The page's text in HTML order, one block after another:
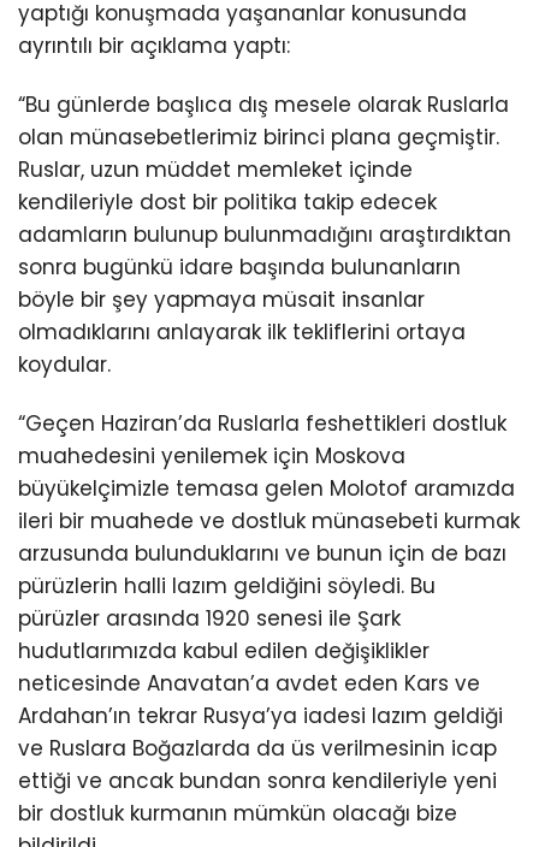
yaptığı konuşmada yaşananlar konusunda
ayrıntılı bir açıklama yaptı:
“Bu günlerde başlıca dış mesele olarak Ruslarla
olan münasebetlerimiz birinci plana geçmiştir.
Ruslar, uzun müddet memleket içinde
kendileriyle dost bir politika takip edecek
adamların bulunup bulunmadığını araştırdıktan
sonra bugünkü idare başında bulunanların
böyle bir şey yapmaya müsait insanlar
olmadıklarını anlayarak ilk tekliflerini ortaya
koydular.
“Geçen Haziran’da Ruslarla feshettikleri dostluk
muahedesini yenilemek için Moskova
büyükelçimizle temasa gelen Molotof aramızda
ileri bir muahede ve dostluk münasebeti kurmak
arzusunda bulunduklarını ve bunun için de bazı
pürüzlerin halli lazım geldiğini söyledi. Bu
pürüzler arasında 1920 senesi ile Şark
hudutlarımızda kabul edilen değişiklikler
neticesinde Anavatan’a avdet eden Kars ve
Ardahan’ın tekrar Rusya’ya iadesi lazım geldiği
ve Ruslara Boğazlarda da üs verilmesinin icap
ettiği ve ancak bundan sonra kendileriyle yeni
bir dostluk kurmanın mümkün olacağı bize